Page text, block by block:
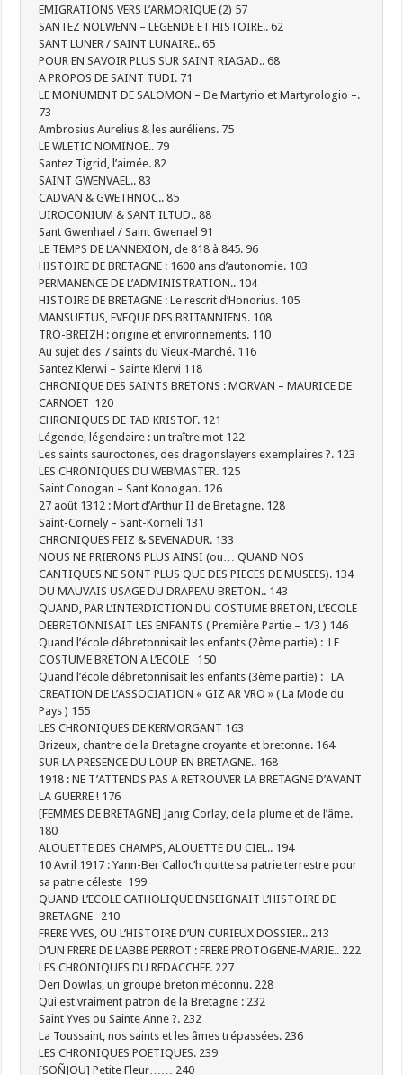
EMIGRATIONS VERS L’ARMORIQUE (2) 57
SANTEZ NOLWENN – LEGENDE ET HISTOIRE.. 62
SANT LUNER / SAINT LUNAIRE.. 65
POUR EN SAVOIR PLUS SUR SAINT RIAGAD.. 68
A PROPOS DE SAINT TUDI. 71
LE MONUMENT DE SALOMON – De Martyrio et Martyrologio –.
73
Ambrosius Aurelius & les auréliens. 75
LE WLETIC NOMINOE.. 79
Santez Tigrid, l’aimée. 82
SAINT GWENVAEL.. 83
CADVAN & GWETHNOC.. 85
UIROCONIUM & SANT ILTUD.. 88
Sant Gwenhael / Saint Gwenael 91
LE TEMPS DE L’ANNEXION, de 818 à 845. 96
HISTOIRE DE BRETAGNE : 1600 ans d’autonomie. 103
PERMANENCE DE L’ADMINISTRATION.. 104
HISTOIRE DE BRETAGNE : Le rescrit d’Honorius. 105
MANSUETUS, EVEQUE DES BRITANNIENS. 108
TRO-BREIZH : origine et environnements. 110
Au sujet des 7 saints du Vieux-Marché. 116
Santez Klerwi – Sainte Klervi 118
CHRONIQUE DES SAINTS BRETONS : MORVAN – MAURICE DE
CARNOET 120
CHRONIQUES DE TAD KRISTOF. 121
Légende, légendaire : un traître mot 122
Les saints sauroctones, des dragonslayers exemplaires ?. 123
LES CHRONIQUES DU WEBMASTER. 125
Saint Conogan – Sant Konogan. 126
27 août 1312 : Mort d’Arthur II de Bretagne. 128
Saint-Cornely – Sant-Korneli 131
CHRONIQUES FEIZ & SEVENADUR. 133
NOUS NE PRIERONS PLUS AINSI (ou… QUAND NOS
CANTIQUES NE SONT PLUS QUE DES PIECES DE MUSEES). 134
DU MAUVAIS USAGE DU DRAPEAU BRETON.. 143
QUAND, PAR L’INTERDICTION DU COSTUME BRETON, L’ECOLE
DEBRETONNISAIT LES ENFANTS ( Première Partie – 1/3 ) 146
Quand l’école débretonnisait les enfants (2ème partie) : LE
COSTUME BRETON A L’ECOLE 150
Quand l’école débretonnisait les enfants (3ème partie) : LA
CREATION DE L’ASSOCIATION « GIZ AR VRO » ( La Mode du
Pays ) 155
LES CHRONIQUES DE KERMORGANT 163
Brizeux, chantre de la Bretagne croyante et bretonne. 164
SUR LA PRESENCE DU LOUP EN BRETAGNE.. 168
1918 : NE T’ATTENDS PAS A RETROUVER LA BRETAGNE D’AVANT
LA GUERRE ! 176
[FEMMES DE BRETAGNE] Janig Corlay, de la plume et de l’âme.
180
ALOUETTE DES CHAMPS, ALOUETTE DU CIEL.. 194
10 Avril 1917 : Yann-Ber Calloc’h quitte sa patrie terrestre pour
sa patrie céleste 199
QUAND L’ECOLE CATHOLIQUE ENSEIGNAIT L’HISTOIRE DE
BRETAGNE 210
FRERE YVES, OU L’HISTOIRE D’UN CURIEUX DOSSIER.. 213
D’UN FRERE DE L’ABBE PERROT : FRERE PROTOGENE-MARIE.. 222
LES CHRONIQUES DU REDACCHEF. 227
Deri Dowlas, un groupe breton méconnu. 228
Qui est vraiment patron de la Bretagne : 232
Saint Yves ou Sainte Anne ?. 232
La Toussaint, nos saints et les âmes trépassées. 236
LES CHRONIQUES POETIQUES. 239
[SOÑJOU] Petite Fleur…… 240